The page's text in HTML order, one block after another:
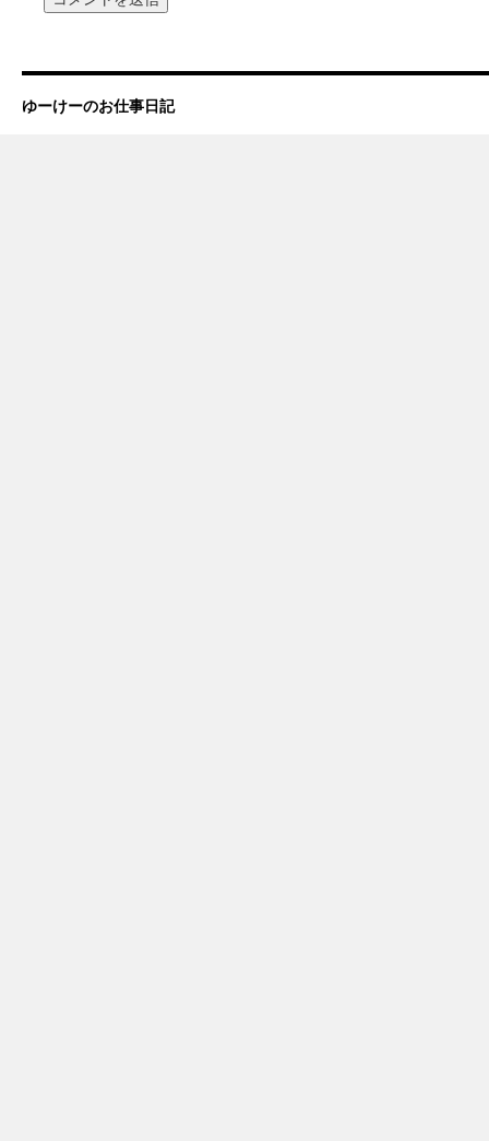
ゆーけーのお仕事日記